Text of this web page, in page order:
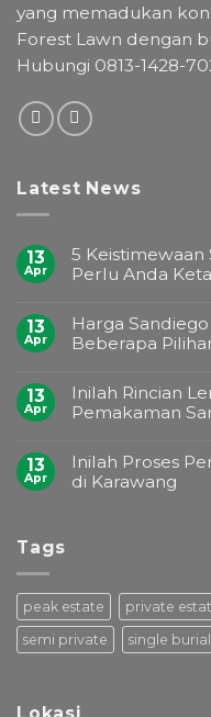
yang memadukan
Forest Lawn dengan
Hubungi 0813-1428-
Latest News
13
Apr
5 Keistimewaan
Perlu Anda
13
Apr
Harga
Beberapa
13
Apr
Inilah Rincian
Pemakaman
13
Apr
Inilah Proses
di Karawang
Tags
peak estate private
semi private
single burial